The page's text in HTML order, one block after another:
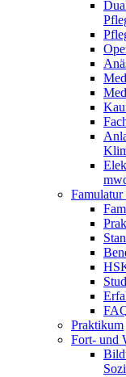
Famulatur
Praktikum
Fort- und